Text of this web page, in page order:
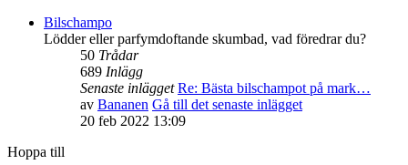
Bilschampo
Lödder eller parfymdoftande skumbad, vad föredrar du?
50 Trådar
689 Inlägg
Senaste inlägget Re: Bästa bilschampot på mark…
av Bananen Gå till det senaste inlägget
20 feb 2022 13:09
Hoppa till